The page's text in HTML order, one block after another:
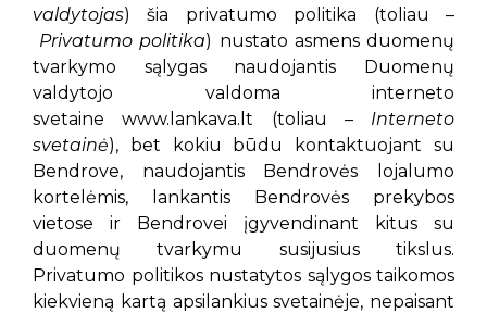
valdytojas) šia privatumo politika (toliau –
Privatumo politika) nustato asmens duomenų
tvarkymo sąlygas naudojantis Duomenų
valdytojo valdoma interneto
svetaine www.lankava.lt (toliau – Interneto
svetainė), bet kokiu būdu kontaktuojant su
Bendrove, naudojantis Bendrovės lojalumo
kortelėmis, lankantis Bendrovės prekybos
vietose ir Bendrovei įgyvendinant kitus su
duomenų tvarkymu susijusius tikslus.
Privatumo politikos nustatytos sąlygos taikomos
kiekvieną kartą apsilankius svetainėje, nepaisant